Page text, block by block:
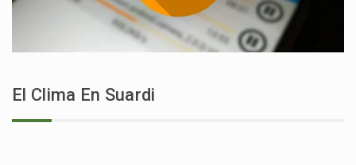
El Clima En Suardi